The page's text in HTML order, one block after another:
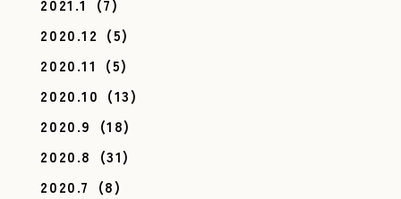
2021.1
(7)
2020.12 (5)
2020.11 (5)
2020.10 (13)
2020.9 (18)
2020.8 (31)
2020.7 (8)